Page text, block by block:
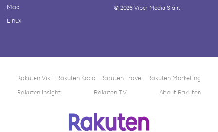
Mac
Linux
© 2026Viber Media S.à r.l.
Rakuten Viki Rakuten Kobo Rakuten Travel
Rakuten Marketing
Rakuten Insight
Rakuten TV About Rakuten